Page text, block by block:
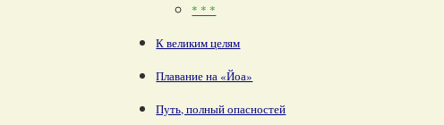
* * *
К великим целям
Плавание на «Йоа»
Путь, полный опасностей